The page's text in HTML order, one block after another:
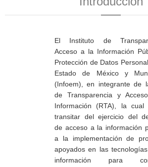
El Instituto de
Acceso a la Información
Protección de Datos
Estado de México y
(Infoem), en integrante de
de Transparencia y
Información (RTA), la cual
transitar del ejercicio del
de acceso a la información
a la implementación de
apoyados en las
información para